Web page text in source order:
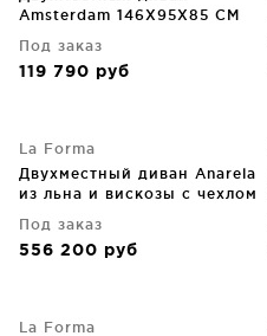
Amsterdam 146X95X85 CM
Под заказ
119 790 руб
La Forma
Двухместный диван Anarela
из льна и вискозы с чехлом
240X107X64 CM
Под заказ
556 200 руб
La Forma